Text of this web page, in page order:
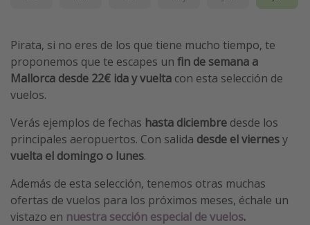
Hoteles más hot de España
Guía de equipaje de mano
Parques de atracciones
Viaja con musicales
El Rey León el musical
Harry Potter en Londres y otros destinos
Eventos deportivos
Pirata, si no eres de los que tiene mucho tiempo, te
proponemos que te escapes un fin de semana a
Mallorca desde 22€ ida y vuelta con esta selección de
vuelos.
Verás ejemplos de fechas hasta diciembre desde los
principales aeropuertos. Con salida desde el viernesy
vuelta el domingo o lunes.
Además de esta selección, tenemos otras muchas
ofertas de vuelos para los próximos meses, échale un
vistazo en nuestra sección especial de vuelos.